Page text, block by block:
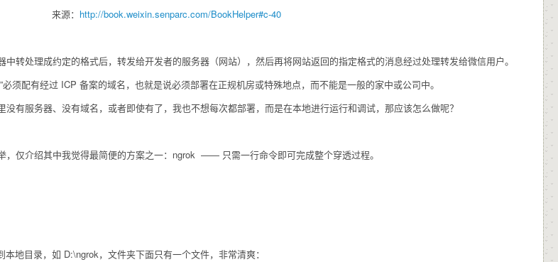
来源： http://book.weixin.senparc.com/BookHelper#c-40
处理成约定的格式后，转发给开发者的服务器（网站），然后再将网站返回的指定格式的消息经过处理转发给微信用户。
配有经过 ICP 备案的域名，也就是说必须部署在正规机房或特殊地点，而不能是一般的家中或公司中。
服务器、没有域名，或者即使有了，我也不想每次都部署，而是在本地进行运行和调试，那应该怎么做呢？
仅介绍其中我觉得最简便的方案之一：ngrok —— 只需一行命令即可完成整个穿透过程。
目录，如 D:\ngrok，文件夹下面只有一个文件，非常清爽：